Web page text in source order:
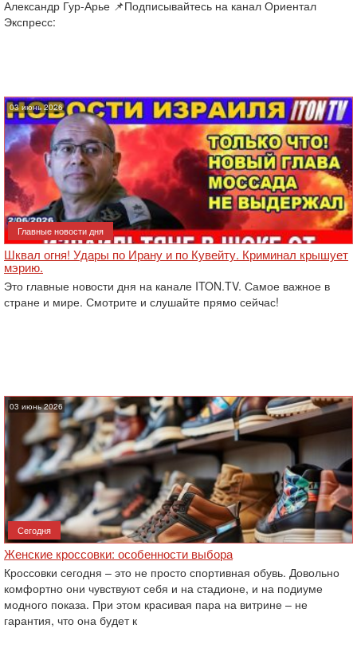
Александр Гур-Арье 📌Подписывайтесь на канал Ориентал
Экспресс:
03 июнь 2026
Главные новости дня
Шквал огня! Удары по Ирану и по Кувейту. Криминал крышует
мэрию.
Это главные новости дня на канале ITON.TV. Самое важное в
стране и мире. Смотрите и слушайте прямо сейчас!
03 июнь 2026
Сегодня
Женские кроссовки: особенности выбора
Кроссовки сегодня – это не просто спортивная обувь. Довольно
комфортно они чувствуют себя и на стадионе, и на подиуме
модного показа. При этом красивая пара на витрине – не
гарантия, что она будет к